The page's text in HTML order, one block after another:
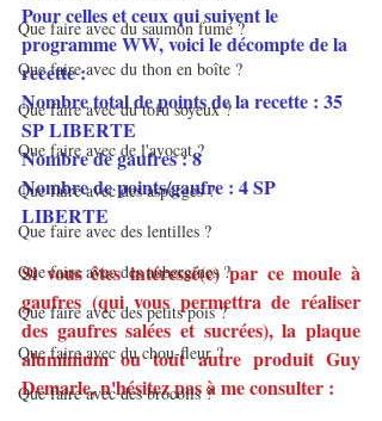
Que faire avec du saumon fumé ?
Que faire avec du thon en boîte ?
Que faire avec du tofu soyeux ?
Que faire avec de l'avocat ?
Que faire avec des asperges ?
Que faire avec des lentilles ?
Que faire avec des aubergines ?
Que faire avec des petits pois ?
Que faire avec du chou-fleur ?
Que faire avec des brocolis ?
Pour celles et ceux qui suivent le
programme WW, voici le décompte de la
recette :
Nombre total de points de la recette : 35
SP LIBERTE
Nombre de gaufres : 8
Nombre de points/gaufre : 4 SP
LIBERTE
Si vous êtes intéressé(e) par ce moule à
gaufres (qui vous permettra de réaliser
des gaufres salées et sucrées), la plaque
aluminium ou tout autre produit Guy
Demarle, n'hésitez pas à me consulter :